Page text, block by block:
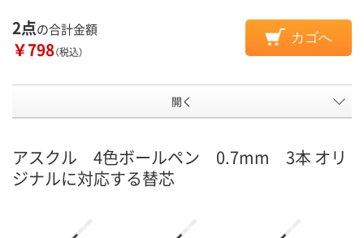
2点の合計金額
￥798（税込）
カゴへ
開く
アスクル 4色ボールペン 0.7mm 3本 オリ
ジナルに対応する替芯